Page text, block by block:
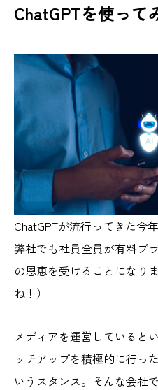
ChatGPTを使って
ChatGPTが流行ってきた今年
弊社でも社員全員が有料プ
の恩恵を受けることになり
ね！）
メディアを運営していると
ッチアップを積極的に行っ
いうスタンス。そんな会社で